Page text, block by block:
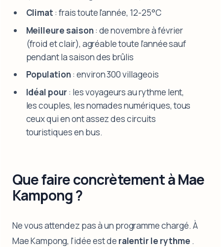
Climat : frais toute l'année, 12-25°C
Meilleure saison: de novembre à février
(froid et clair), agréable toute l’année sauf
pendant la saison des brûlis
Population: environ 300 villageois
Idéal pour : les voyageurs au rythme lent,
les couples, les nomades numériques, tous
ceux qui en ont assez des circuits
touristiques en bus.
Que faire concrètement à Mae
Kampong ?
Ne vous attendez pas à un programme chargé. À
Mae Kampong, l'idée est de ralentir le rythme .